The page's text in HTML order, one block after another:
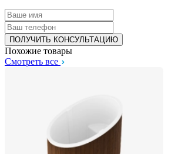
Похожие товары
Смотреть все